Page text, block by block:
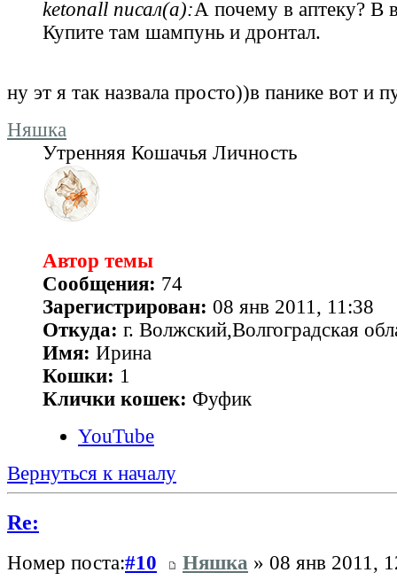
ketonall писал(а):А почему в аптеку? В
Купите там шампунь и дронтал.
ну эт я так назвала просто))в панике вот и
Няшка
Утренняя Кошачья Личность
Автор темы
Сообщения: 74
Зарегистрирован: 08 янв 2011, 11:38
Откуда: г. Волжский,Волгоградская
Имя: Ирина
Кошки: 1
Клички кошек: Фуфик
YouTube
Вернуться к началу
Re:
Номер поста:#10 Няшка » 08 янв 2011,